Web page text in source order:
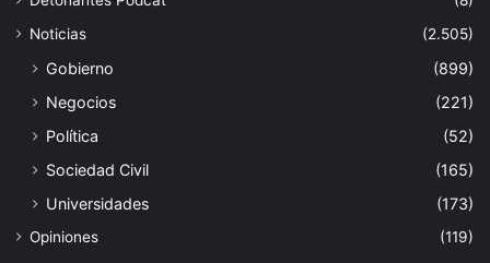
Noticias
(2.505)
Gobierno
(899)
Negocios
(221)
Política
(52)
Sociedad Civil
(165)
Universidades
(173)
Opiniones (119)